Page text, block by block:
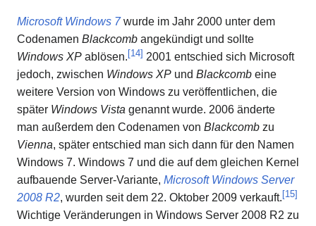
Microsoft Windows 7wurde im Jahr 2000 unter dem
Codenamen Blackcomb angekündigt und sollte
Windows XP ablösen. [14] 2001 entschied sich Microsoft
jedoch, zwischen Windows XP und Blackcomb eine
weitere Version von Windows zu veröffentlichen, die
später Windows Vista genannt wurde. 2006 änderte
man außerdem den Codenamen von Blackcomb zu
Vienna, später entschied man sich dann für den Namen
Windows 7. Windows 7 und die auf dem gleichen Kernel
aufbauende Server-Variante, Microsoft Windows Server
2008 R2, wurden seit dem 22. Oktober 2009 verkauft. [15]
Wichtige Veränderungen in Windows Server 2008 R2 zu